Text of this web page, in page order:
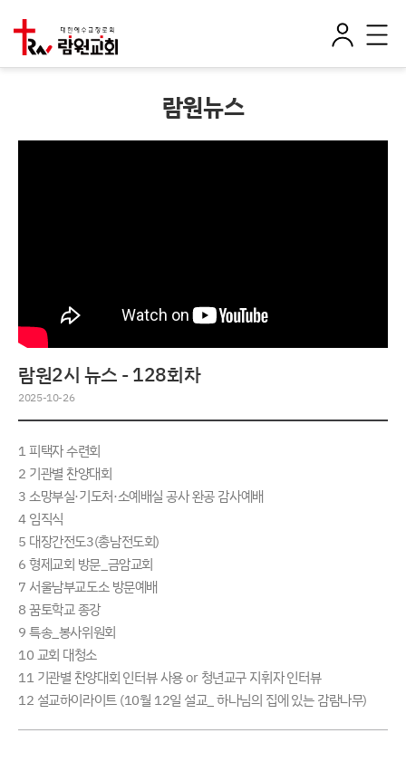
그
전
체
람원뉴스
람원2시 뉴스 - 128회차
2025-10-26
1 피택자 수련회
2 기관별 찬양대회
3 소망부실·기도처·소예배실 공사 완공 감사예배
4 임직식
5 대장간전도3(총남전도회)
6 형제교회 방문_금암교회
7 서울남부교도소 방문예배
8 꿈토학교 종강
9 특송_봉사위원회
10 교회 대청소
11 기관별 찬양대회 인터뷰 사용 or 청년교구 지휘자 인터뷰
12 설교하이라이트 (10월 12일 설교_ 하나님의 집에 있는 감람나무)